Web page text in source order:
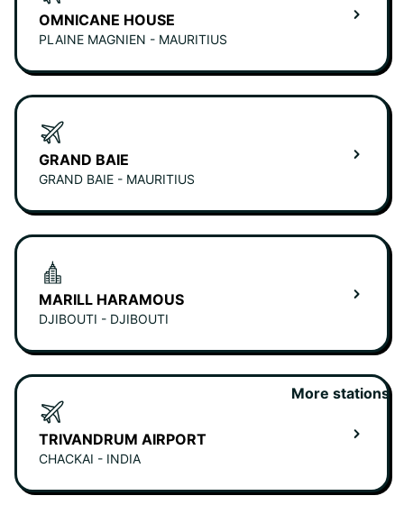
OMNICANE HOUSE
PLAINE MAGNIEN - MAURITIUS
GRAND BAIE
GRAND BAIE - MAURITIUS
MARILL HARAMOUS
DJIBOUTI - DJIBOUTI
TRIVANDRUM AIRPORT
CHACKAI - INDIA
More stations